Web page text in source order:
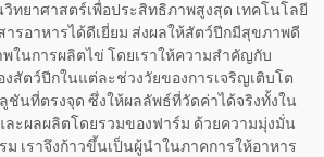
ทยาศาสตร์เพื่อประสิทธิภาพสูงสุด เทคโนโลยี
รอาหารได้ดีเยี่ยม ส่งผลให้สัตว์ปีกมีสุขภาพดี
ในการผลิตไข่ โดยเราให้ความสำคัญกับ
งสัตว์ปีกในแต่ละช่วงวัยของการเจริญเติบโต
ชันที่ตรงจุด ซึ่งให้ผลลัพธ์ที่วัดค่าได้จริงทั้งใน
ะผลผลิตโดยรวมของฟาร์ม ด้วยความมุ่งมั่น
เราจึงก้าวขึ้นเป็นผู้นำในภาคการให้อาหาร